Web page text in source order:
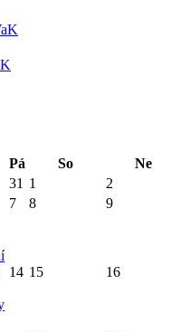
Pá So
Ne
31 1
2
7 8 9
14 15 16